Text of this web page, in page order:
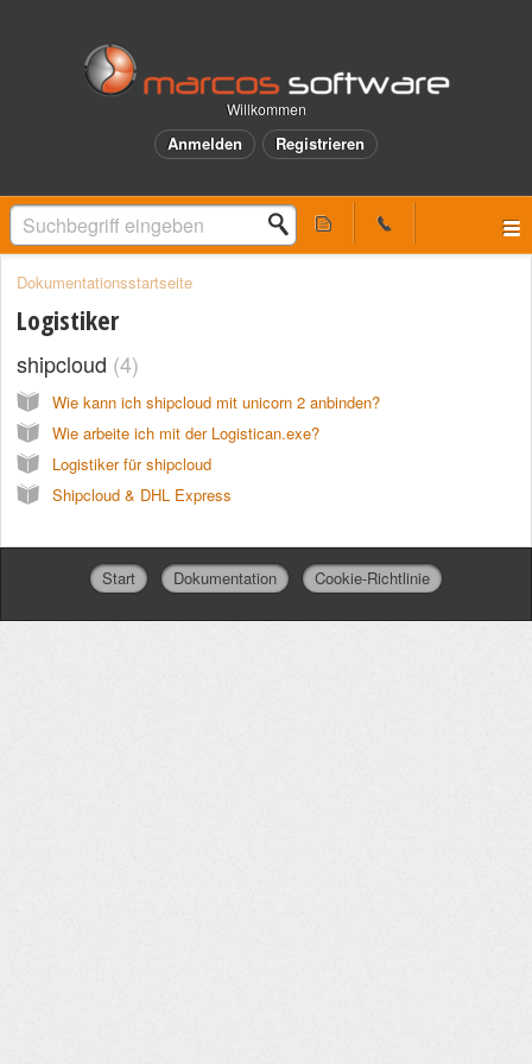
Willkommen
Anmelden Registrieren
Dokumentationsstartseite
Logistiker
shipcloud 4
Wie kann ich shipcloud mit unicorn 2 anbinden?
Wie arbeite ich mit der Logistican.exe?
Logistiker für shipcloud
Shipcloud & DHL Express
Start Dokumentation Cookie-Richtlinie